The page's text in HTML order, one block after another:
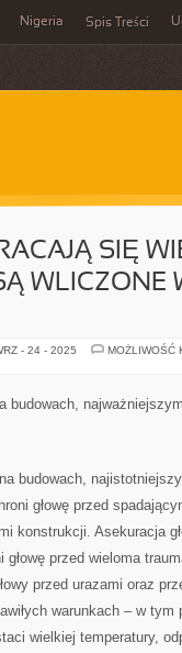
Nigeria Spis Treści
SIĘ
WLICZONE
- 24 - 2025 MOŻLIWOŚĆ
budowach,
budowach,
głowę przed
konstrukcji. Asekuracja
przed wieloma
przed urazami oraz
warunkach – w
wielkiej temperatury,